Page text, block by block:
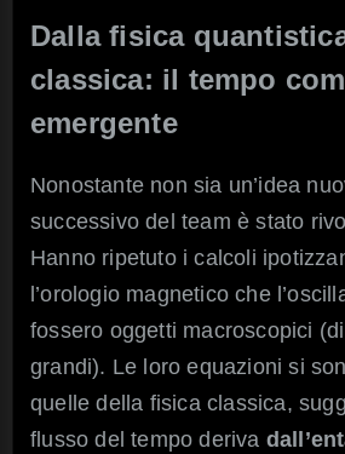
Dalla fisica
classica: il tempo
emergente
Nonostante non sia un’idea
successivo del team è stato
Hanno ripetuto i calcoli
l’orologio magnetico che
fossero oggetti macroscopici
grandi). Le loro equazioni si
quelle della fisica classica,
flusso del tempo deriva